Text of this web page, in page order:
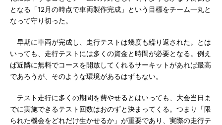
となる「12月の時点で車両製作完成」という目標をチーム一丸と
なって守り切った。
早期に車両が完成し、走行テストは幾度も繰り返された。とは
いっても、走行テストには多くの資金と時間が必要となる。例え
ば近隣に無料でコースを開放してくれるサーキットがあれば最高
であろうが、そのような環境があるはずもない。
テスト走行に多くの期間を費やせるとはいっても、大会当日ま
でに実施できるテスト回数はおのずと決まってくる。つまり「限
られた機会をどれだけ生かせるか」が重要であり、実際の走行テ